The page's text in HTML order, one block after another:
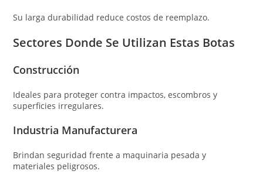
Su larga durabilidad reduce costos de reemplazo.
Sectores Donde Se Utilizan Estas Botas
Construcción
Ideales para proteger contra impactos, escombros y
superficies irregulares.
Industria Manufacturera
Brindan seguridad frente a maquinaria pesada y
materiales peligrosos.